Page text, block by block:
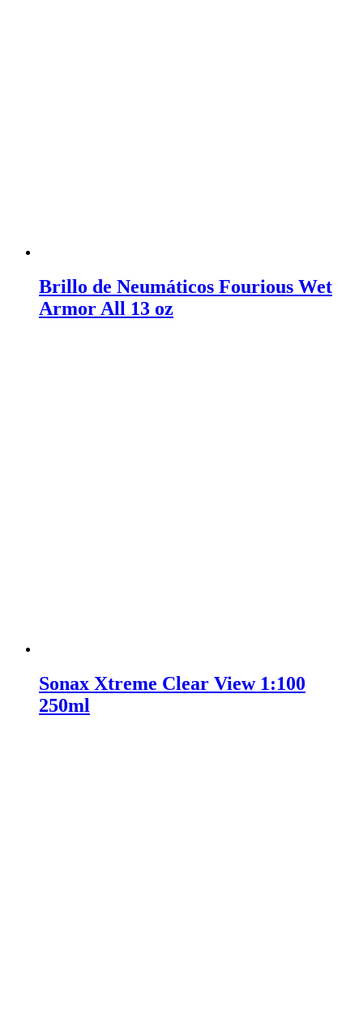
Brillo de Neumáticos Fourious Wet
Armor All 13 oz
Sonax Xtreme Clear View 1:100
250ml